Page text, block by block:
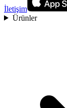
İletişim
Ürünler